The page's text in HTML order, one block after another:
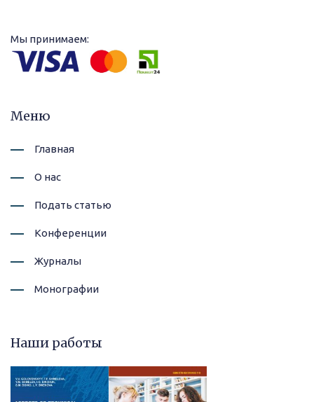
Мы принимаем:
Меню
Главная
О нас
Подать статью
Конференции
Журналы
Монографии
Наши работы